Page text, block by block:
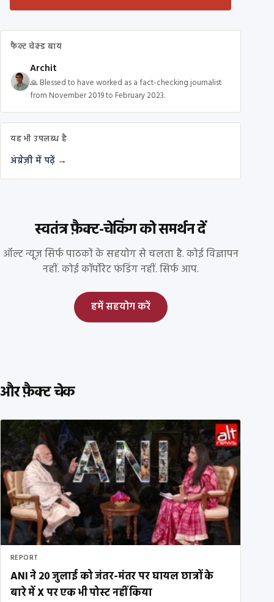
फैक्ट चेक्ड बाय
Archit
🙏 Blessed to have worked as a fact-checking journalist
from November 2019 to February 2023.
यह भी उपलब्ध है
अंग्रेज़ी में पढ़ें →
स्वतंत्र फ़ैक्ट-चेकिंग को समर्थन दें
ऑल्ट न्यूज़ सिर्फ पाठकों के सहयोग से चलता है. कोई विज्ञापन
नहीं. कोई कॉर्पोरेट फंडिंग नहीं. सिर्फ आप.
हमें सहयोग करें
और फ़ैक्ट चेक
REPORT
ANI ने 20 जुलाई को जंतर-मंतर पर घायल छात्रों के
बारे में X पर एक भी पोस्ट नहीं किया